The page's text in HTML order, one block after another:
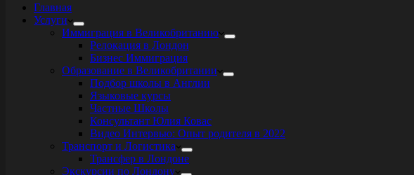
Главная
Услуги
Иммиграция в Великобританию
Релокация в Лондон
Бизнес Иммиграция
Образование в Великобритании
Подбор школы в Англии
Языковые курсы
Частные Школы
Консультант Юлия Ковас
Видео Интервью: Опыт родителя в 2022
Транспорт и Логистика
Трансфер в Лондоне
Экскурсии по Лондону